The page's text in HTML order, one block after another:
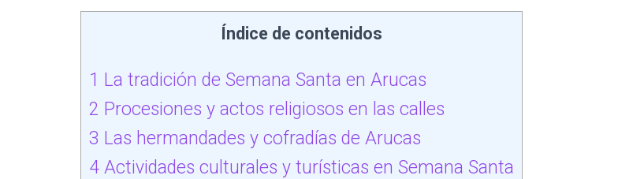
Índice de contenidos
1 La tradición de Semana Santa en Arucas
2 Procesiones y actos religiosos en las calles
3 Las hermandades y cofradías de Arucas
4 Actividades culturales y turísticas en Semana Santa